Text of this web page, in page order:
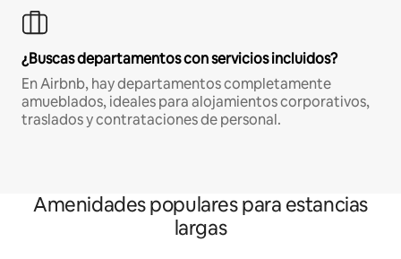
¿Buscas departamentos con servicios incluidos?
En Airbnb, hay departamentos completamente
amueblados, ideales para alojamientos corporativos,
traslados y contrataciones de personal.
Amenidades populares para estancias
largas